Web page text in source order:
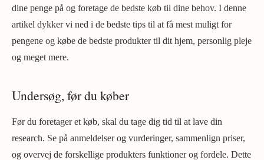
dine penge på og foretage de bedste køb til dine behov. I denne
artikel dykker vi ned i de bedste tips til at få mest muligt for
pengene og købe de bedste produkter til dit hjem, personlig pleje
og meget mere.
Undersøg, før du køber
Før du foretager et køb, skal du tage dig tid til at lave din
research. Se på anmeldelser og vurderinger, sammenlign priser,
og overvej de forskellige produkters funktioner og fordele. Dette